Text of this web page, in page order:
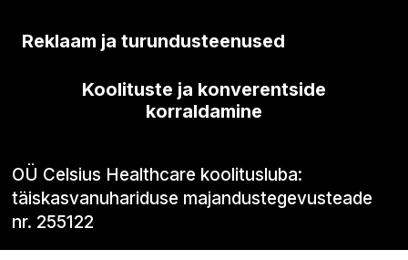
Reklaam ja turundusteenused
Koolituste ja konverentside
korraldamine
OÜ Celsius Healthcare koolitusluba:
täiskasvanuhariduse majandustegevusteade
nr. 255122